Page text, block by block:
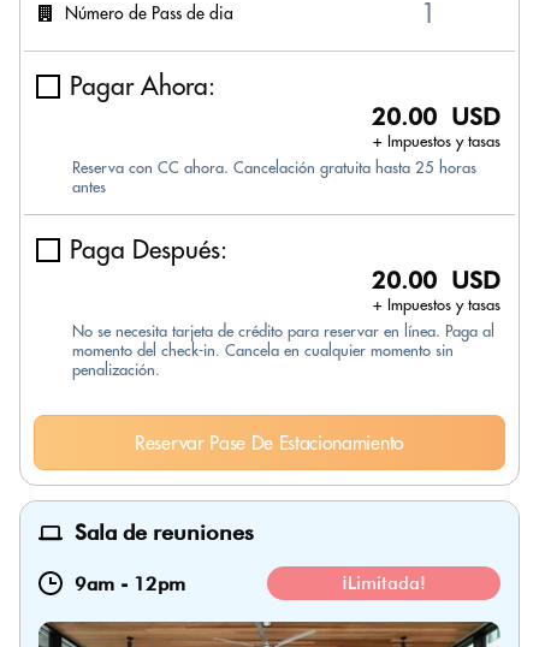
Número de Pass de dia
Pagar Ahora:
20.00 USD
+ Impuestos y tasas
Reserva con CC ahora. Cancelación gratuita hasta 25 horas
antes
Paga Después:
20.00 USD
+ Impuestos y tasas
No se necesita tarjeta de crédito para reservar en línea. Paga al
momento del check-in. Cancela en cualquier momento sin
penalización.
Reservar Pase De Estacionamiento
Sala de reuniones
9am - 12pm ¡Limitada!